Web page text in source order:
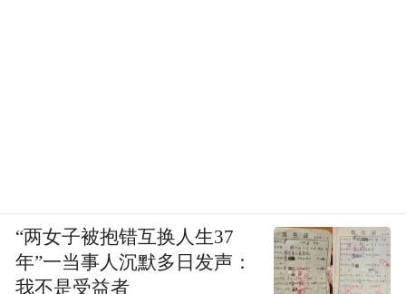
“两女子被抱错互换人生37
年”一当事人沉默多日发声：
我不是受益者